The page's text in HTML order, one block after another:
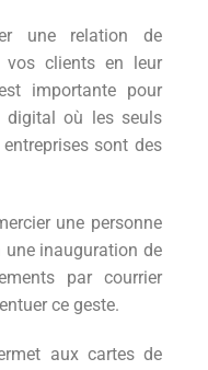
une relation de
vos clients en leur
importante pour
digital où les seuls
sont des
une personne
une inauguration de
par courrier
ce geste.
aux cartes de